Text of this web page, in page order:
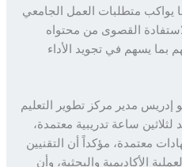
متطلبات العمل الجامعي
القصوى من محتواه
في تجويد الأداء
مدير مركز تطوير التعليم
ساعة تدريبية معتمدة،
مؤكداً أن التقنيين
والبحثية، وأن